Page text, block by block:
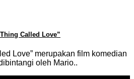
Called Love”
Love” merupakan film komedian
oleh Mario..